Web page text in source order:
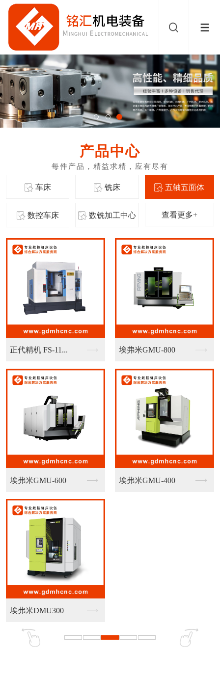
产品中心
车床 铣床 五轴五面体
数控车床 数铣加工中心 查看更多+
广州机床G-CK25... 广州机床G-380
广州机床G-300 广州机床G-230
广州机床G-180P